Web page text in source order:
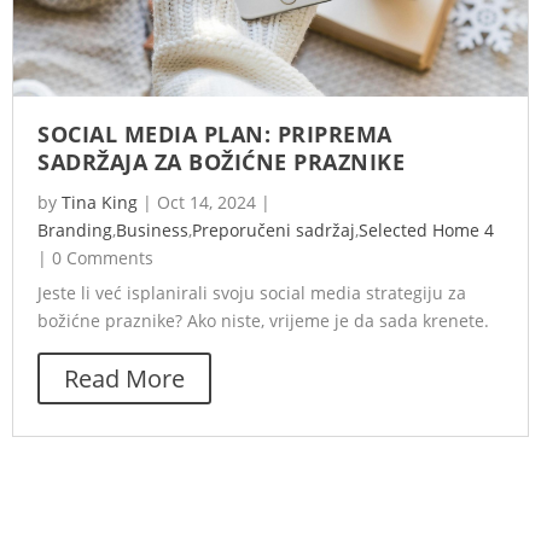
SOCIAL MEDIA PLAN: PRIPREMA
SADRŽAJA ZA BOŽIĆNE PRAZNIKE
by Tina King | Oct 14, 2024 |
Branding,Business,Preporučeni sadržaj,Selected Home 4
| 0 Comments
Jeste li već isplanirali svoju social media strategiju za
božićne praznike? Ako niste, vrijeme je da sada krenete.
Read More